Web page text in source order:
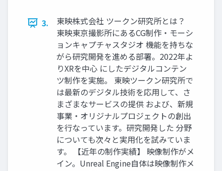
3.
東映株式会社 ツークン研究所とは？
東映東京撮影所にあるCG制作・モーシ
ョンキャプチャスタジオ 機能を持ちな
がら研究開発を進める部署。2022年よ
りXRを中心 にしたデジタルコンテン
ツ制作を実施。 東映ツークン研究所で
は最新のデジタル技術を応用して、さ
まざまなサービスの提供 および、新規
事業・オリジナルプロジェクトの創出
を行なっています。研究開発した 分野
についても次々と実用化を試みていま
す。 【近年の制作実績】 映像制作がメ
イン。Unreal Engine自体は映像制作メ